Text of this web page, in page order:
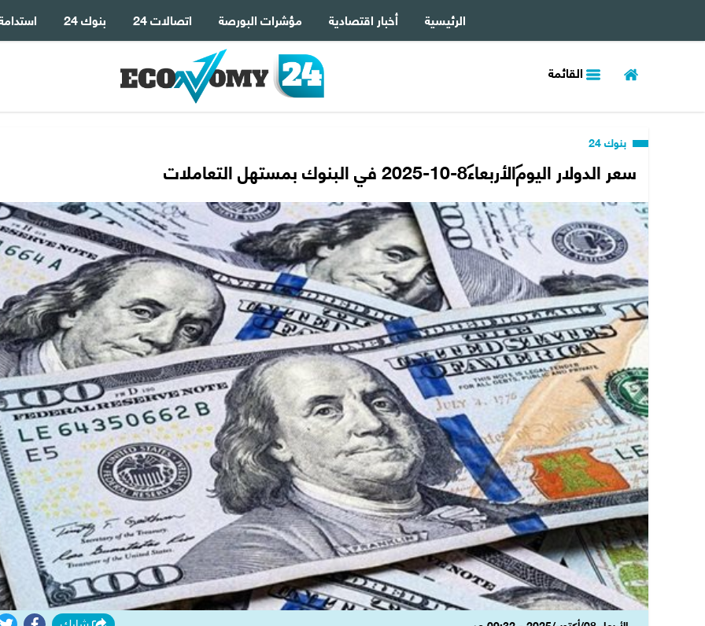
الرئيسية أخبار اقتصادية مؤشرات البورصة اتصالات 24 بنوك 24
القائمة
بنوك 24
سعر الدولار اليوم الأربعاء 8-10-2025 في البنوك بمستهل التعاملات